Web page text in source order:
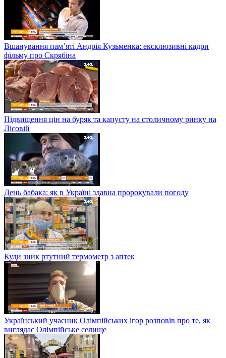
Вшанування пам’яті Андрія Кузьменка: ексклюзивні кадри
фільму про Скрябіна
Підвищення цін на буряк та капусту на столичному ринку на
Лісовій
День бабака: як в Україні здавна пророкували погоду
Куди зник ртутний термометр з аптек
Український учасник Олімпійських ігор розповів про те, як
виглядає Олімпійське селище